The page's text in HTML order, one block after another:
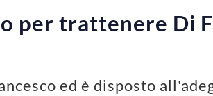
per trattenere Di
ed è disposto